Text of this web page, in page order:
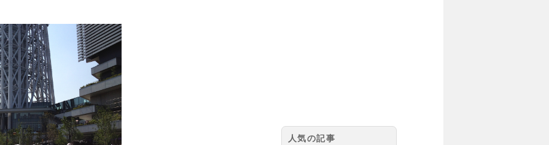
人気の記事